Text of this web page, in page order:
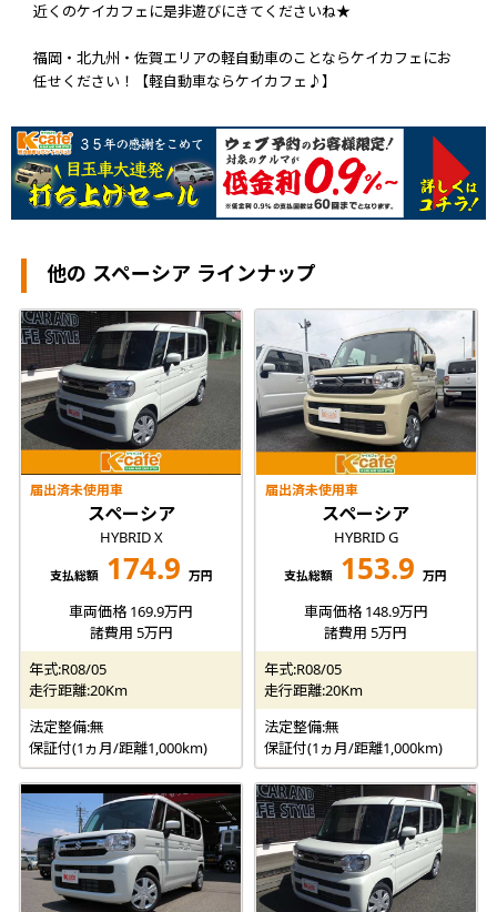
近くのケイカフェに是非遊びにきてくださいね★
福岡・北九州・佐賀エリアの軽自動車のことならケイカフェにお
任せください！【軽自動車ならケイカフェ♪】
他の スペーシア ラインナップ
届出済未使用車
スペーシア
HYBRID X
支払総額 174.9 万円
車両価格 169.9万円
諸費用 5万円
年式:R08/05
走行距離:20Km
法定整備:無
保証付(1ヵ月/距離1,000km)
届出済未使用車
スペーシア
HYBRID G
支払総額 153.9 万円
車両価格 148.9万円
諸費用 5万円
年式:R08/05
走行距離:20Km
法定整備:無
保証付(1ヵ月/距離1,000km)